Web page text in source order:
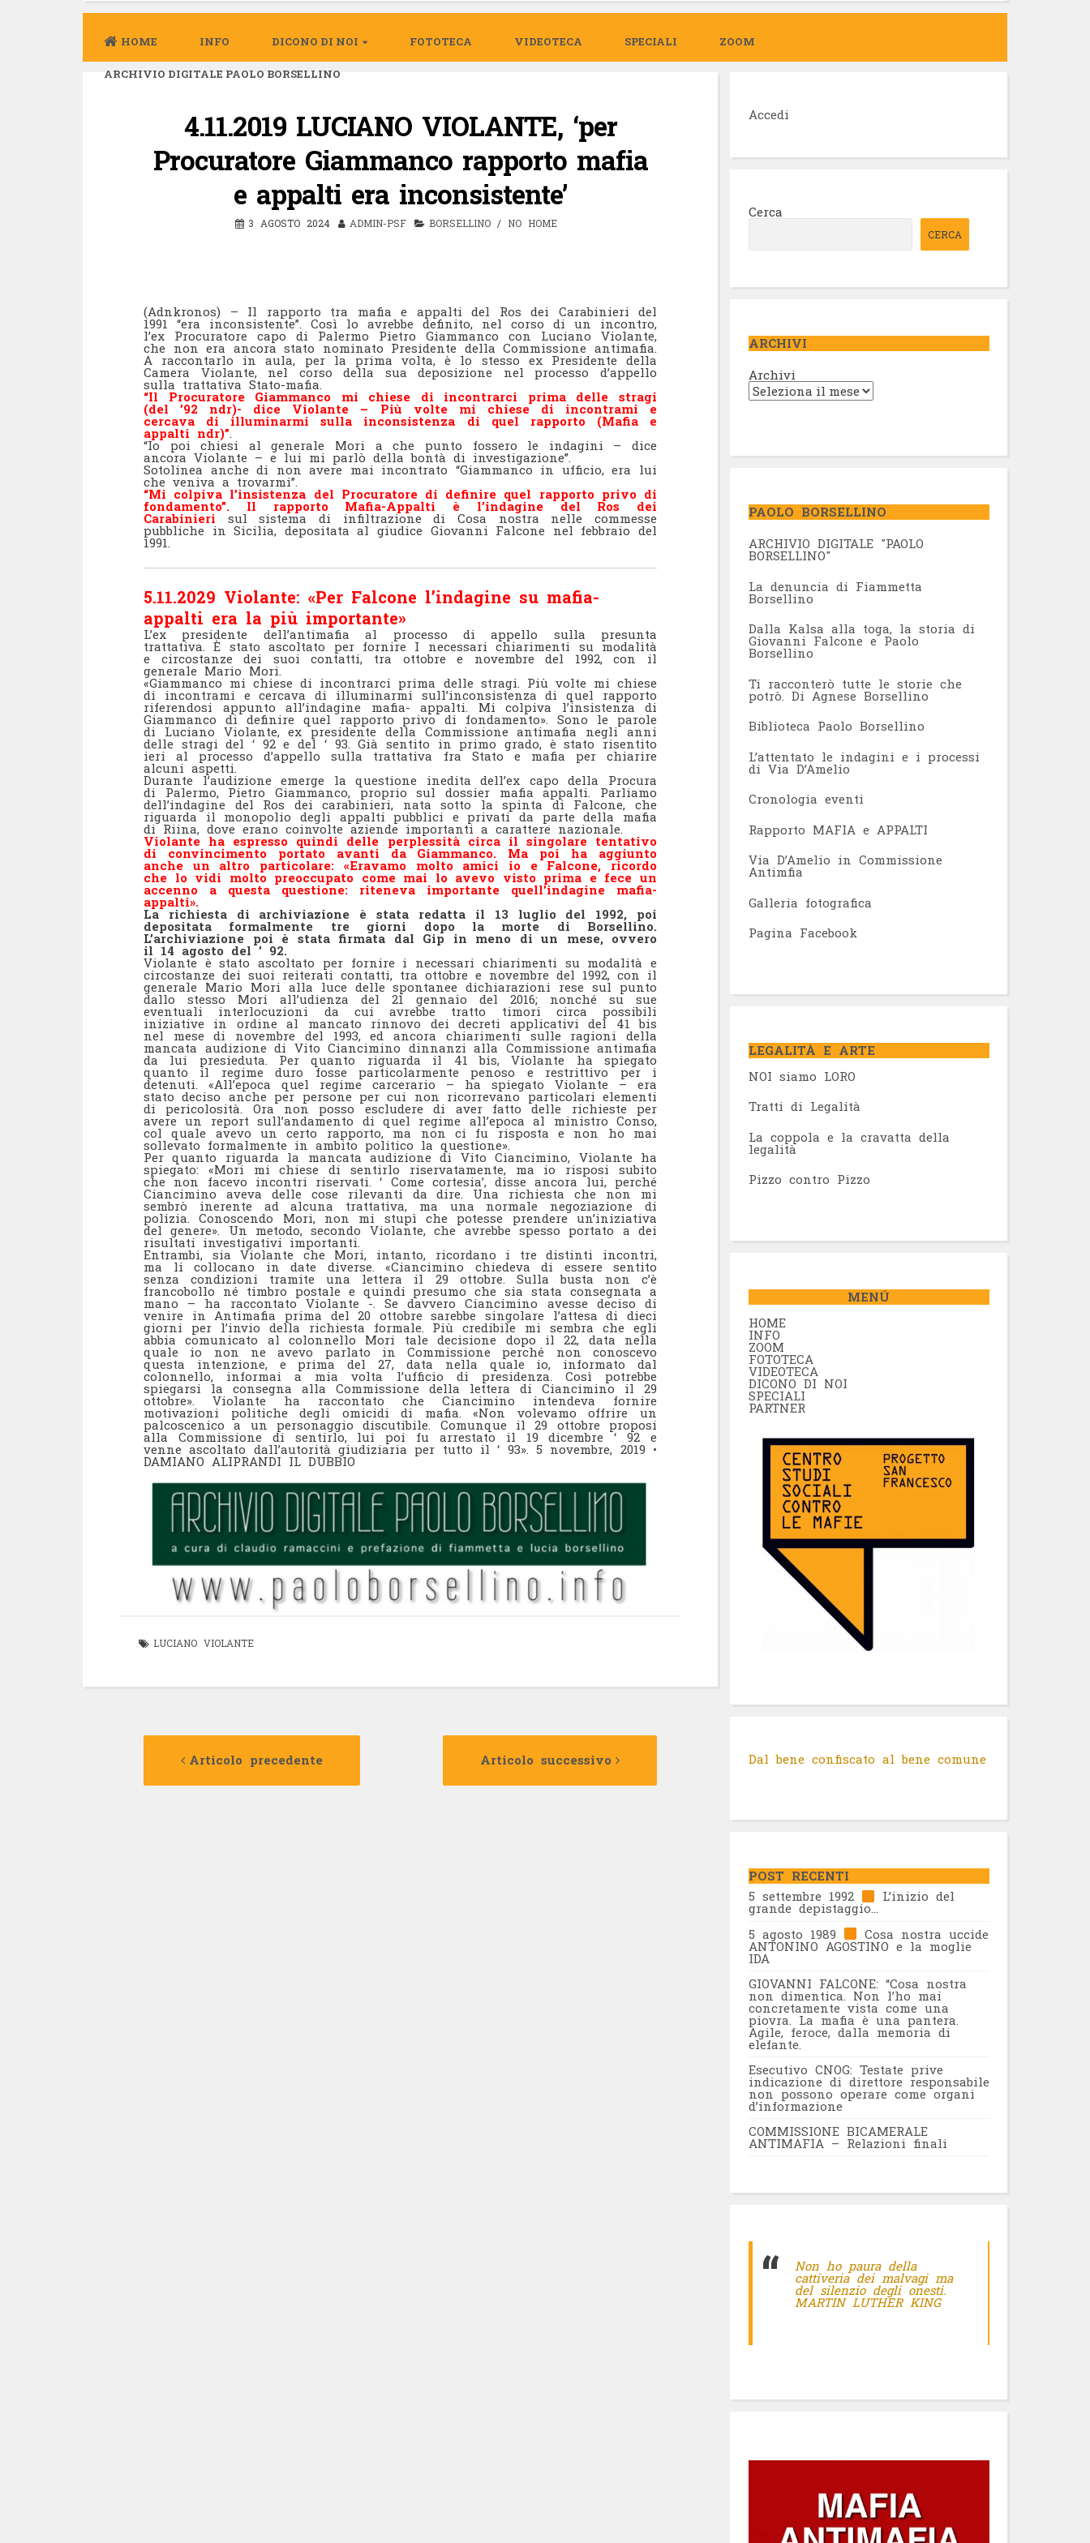
HOME INFO DICONO DI NOI FOTOTECA VIDEOTECA SPECIALI ZOOM
ARCHIVIO DIGITALE PAOLO BORSELLINO
4.11.2019 LUCIANO VIOLANTE, ‘per
Procuratore Giammanco rapporto mafia
e appalti era inconsistente’
3 AGOSTO 2024 ADMIN-PSF BORSELLINO / NO HOME
(Adnkronos) – Il rapporto tra mafia e appalti del Ros dei Carabinieri del
1991 “era inconsistente”. Così lo avrebbe definito, nel corso di un incontro,
l’ex Procuratore capo di Palermo Pietro Giammanco con Luciano Violante,
che non era ancora stato nominato Presidente della Commissione antimafia.
A raccontarlo in aula, per la prima volta, è lo stesso ex Presidente della
Camera Violante, nel corso della sua deposizione nel processo d’appello
sulla trattativa Stato-mafia.
“Il Procuratore Giammanco mi chiese di incontrarci prima delle stragi
(del ’92 ndr)- dice Violante – Più volte mi chiese di incontrami e
cercava di illuminarmi sulla inconsistenza di quel rapporto (Mafia e
appalti ndr)”.
“Io poi chiesi al generale Mori a che punto fossero le indagini – dice
ancora Violante – e lui mi parlò della bontà di investigazione”.
Sotolinea anche di non avere mai incontrato “Giammanco in ufficio, era lui
che veniva a trovarmi”.
“Mi colpiva l’insistenza del Procuratore di definire quel rapporto privo di
fondamento”. Il rapporto Mafia-Appalti è l’indagine del Ros dei
Carabinieri sul sistema di infiltrazione di Cosa nostra nelle commesse
pubbliche in Sicilia, depositata al giudice Giovanni Falcone nel febbraio del
1991.
5.11.2029 Violante: «Per Falcone l’indagine su mafia-
appalti era la più importante»
L’ex presidente dell’antimafia al processo di appello sulla presunta
trattativa. È stato ascoltato per fornire I necessari chiarimenti su modalità
e circostanze dei suoi contatti, tra ottobre e novembre del 1992, con il
generale Mario Mori.
«Giammanco mi chiese di incontrarci prima delle stragi. Più volte mi chiese
di incontrami e cercava di illuminarmi sull’inconsistenza di quel rapporto
riferendosi appunto all’indagine mafia- appalti. Mi colpiva l’insistenza di
Giammanco di definire quel rapporto privo di fondamento». Sono le parole
di Luciano Violante, ex presidente della Commissione antimafia negli anni
delle stragi del ‘ 92 e del ‘ 93. Già sentito in primo grado, è stato risentito
ieri al processo d’appello sulla trattativa fra Stato e mafia per chiarire
alcuni aspetti.
Durante l’audizione emerge la questione inedita dell’ex capo della Procura
di Palermo, Pietro Giammanco, proprio sul dossier mafia appalti. Parliamo
dell’indagine del Ros dei carabinieri, nata sotto la spinta di Falcone, che
riguarda il monopolio degli appalti pubblici e privati da parte della mafia
di Riina, dove erano coinvolte aziende importanti a carattere nazionale.
Violante ha espresso quindi delle perplessità circa il singolare tentativo
di convincimento portato avanti da Giammanco. Ma poi ha aggiunto
anche un altro particolare: «Eravamo molto amici io e Falcone, ricordo
che lo vidi molto preoccupato come mai lo avevo visto prima e fece un
accenno a questa questione: riteneva importante quell’indagine mafia-
appalti».
La richiesta di archiviazione è stata redatta il 13 luglio del 1992, poi
depositata formalmente tre giorni dopo la morte di Borsellino.
L’archiviazione poi è stata firmata dal Gip in meno di un mese, ovvero
il 14 agosto del ’ 92.
Violante è stato ascoltato per fornire i necessari chiarimenti su modalità e
circostanze dei suoi reiterati contatti, tra ottobre e novembre del 1992, con il
generale Mario Mori alla luce delle spontanee dichiarazioni rese sul punto
dallo stesso Mori all’udienza del 21 gennaio del 2016; nonché su sue
eventuali interlocuzioni da cui avrebbe tratto timori circa possibili
iniziative in ordine al mancato rinnovo dei decreti applicativi del 41 bis
nel mese di novembre del 1993, ed ancora chiarimenti sulle ragioni della
mancata audizione di Vito Ciancimino dinnanzi alla Commissione antimafia
da lui presieduta. Per quanto riguarda il 41 bis, Violante ha spiegato
quanto il regime duro fosse particolarmente penoso e restrittivo per i
detenuti. «All’epoca quel regime carcerario – ha spiegato Violante – era
stato deciso anche per persone per cui non ricorrevano particolari elementi
di pericolosità. Ora non posso escludere di aver fatto delle richieste per
avere un report sull’andamento di quel regime all’epoca al ministro Conso,
col quale avevo un certo rapporto, ma non ci fu risposta e non ho mai
sollevato formalmente in ambito politico la questione».
Per quanto riguarda la mancata audizione di Vito Ciancimino, Violante ha
spiegato: «Mori mi chiese di sentirlo riservatamente, ma io risposi subito
che non facevo incontri riservati. ‘ Come cortesia’, disse ancora lui, perché
Ciancimino aveva delle cose rilevanti da dire. Una richiesta che non mi
sembrò inerente ad alcuna trattativa, ma una normale negoziazione di
polizia. Conoscendo Mori, non mi stupì che potesse prendere un’iniziativa
del genere». Un metodo, secondo Violante, che avrebbe spesso portato a dei
risultati investigativi importanti.
Entrambi, sia Violante che Mori, intanto, ricordano i tre distinti incontri,
ma li collocano in date diverse. «Ciancimino chiedeva di essere sentito
senza condizioni tramite una lettera il 29 ottobre. Sulla busta non c’è
francobollo né timbro postale e quindi presumo che sia stata consegnata a
mano – ha raccontato Violante -. Se davvero Ciancimino avesse deciso di
venire in Antimafia prima del 20 ottobre sarebbe singolare l’attesa di dieci
giorni per l’invio della richiesta formale. Più credibile mi sembra che egli
abbia comunicato al colonnello Mori tale decisione dopo il 22, data nella
quale io non ne avevo parlato in Commissione perché non conoscevo
questa intenzione, e prima del 27, data nella quale io, informato dal
colonnello, informai a mia volta l’ufficio di presidenza. Così potrebbe
spiegarsi la consegna alla Commissione della lettera di Ciancimino il 29
ottobre». Violante ha raccontato che Ciancimino intendeva fornire
motivazioni politiche degli omicidi di mafia. «Non volevamo offrire un
palcoscenico a un personaggio discutibile. Comunque il 29 ottobre proposi
alla Commissione di sentirlo, lui poi fu arrestato il 19 dicembre ‘ 92 e
venne ascoltato dall’autorità giudiziaria per tutto il ‘ 93». 5 novembre, 2019 •
DAMIANO ALIPRANDI IL DUBBIO
LUCIANO VIOLANTE
articoloArticolo precedente
Articolo
Articolo successivo
Articolo
Accedi
Cerca
CERCA
ARCHIVI
Archivi
PAOLO BORSELLINO
ARCHIVIO DIGITALE "PAOLO
BORSELLINO"
La denuncia di Fiammetta
Borsellino
Dalla Kalsa alla toga, la storia di
Giovanni Falcone e Paolo
Borsellino
Ti racconterò tutte le storie che
potrò. Di Agnese Borsellino
Biblioteca Paolo Borsellino
L’attentato le indagini e i processi
di Via D’Amelio
Cronologia eventi
Rapporto MAFIA e APPALTI
Via D’Amelio in Commissione
Antimfia
Galleria fotografica
Pagina Facebook
LEGALITÀ E ARTE
NOI siamo LORO
Tratti di Legalità
La coppola e la cravatta della
legalità
Pizzo contro Pizzo
MENÚ
HOME
INFO
ZOOM
FOTOTECA
VIDEOTECA
DICONO DI NOI
SPECIALI
PARTNER
Dal bene confiscato al bene comune
POST RECENTI
5 settembre 1992
L’inizio del
grande depistaggio…
5 agosto 1989
Cosa nostra uccide
ANTONINO AGOSTINO e la moglie
IDA
GIOVANNI FALCONE: “Cosa nostra
non dimentica. Non l’ho mai
concretamente vista come una
piovra. La mafia è una pantera.
Agile, feroce, dalla memoria di
elefante.
Esecutivo CNOG: Testate prive
indicazione di direttore responsabile
non possono operare come organi
d’informazione
COMMISSIONE BICAMERALE
ANTIMAFIA – Relazioni finali
Non ho paura della
cattiveria dei malvagi ma
del silenzio degli onesti.
MARTIN LUTHER KING